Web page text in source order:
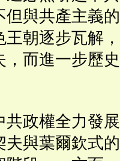
但與共產主義
王朝逐步瓦解
，而進一步歷
共政權全力發
夫與葉爾欽式